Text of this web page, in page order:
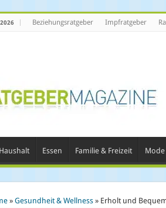
2026 Beziehungsratgeber Impfratgeber
Haushalt Essen Familie & Freizeit Mode
» Gesundheit & Wellness » Erholt und